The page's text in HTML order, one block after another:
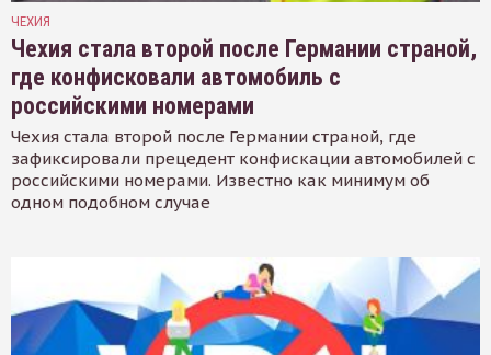
ЧЕХИЯ
Чехия стала второй после Германии страной,
где конфисковали автомобиль с
российскими номерами
Чехия стала второй после Германии страной, где
зафиксировали прецедент конфискации автомобилей с
российскими номерами. Известно как минимум об
одном подобном случае